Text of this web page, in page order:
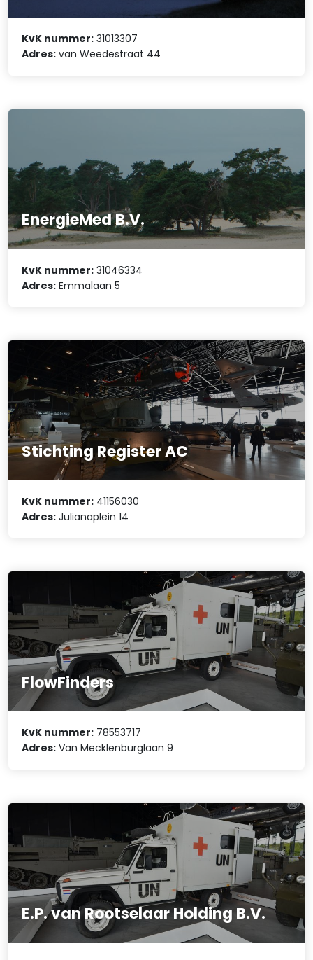
KvK nummer: 31013307
Adres: van Weedestraat 44
EnergieMed B.V.
KvK nummer: 31046334
Adres: Emmalaan 5
Stichting Register AC
KvK nummer: 41156030
Adres: Julianaplein 14
FlowFinders
KvK nummer: 78553717
Adres: Van Mecklenburglaan 9
E.P. van Rootselaar Holding B.V.